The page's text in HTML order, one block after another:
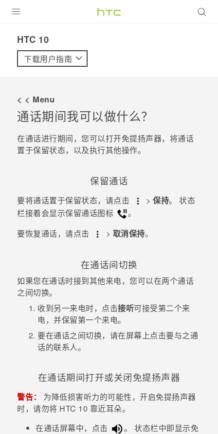
VIVE
支持帮助
在线客服
HTC 10‎
下载用户指南
< < Menu
通话期间我可以做什么？
在通话进行期间，您可以打开免提扬声器，将通话
置于保留状态，以及执行其他操作。
保留通话
要将通话置于保留状态，请点击 > 保持。 状态
栏接着会显示保留通话图标
。
要恢复通话，请点击
> 取消保持。
在通话间切换
如果您在通话时接到其他来电，您可以在两个通话
之间切换。
收到另一来电时，点击接听可接受第二个来
电，并保留第一个来电。
要在通话之间切换，请在屏幕上点击要与之通
话的联系人。
在通话期间打开或关闭免提扬声器
警告：
为降低损害听力的可能性，开启免提扬声器
时，请勿将 HTC 10 靠近耳朵。
在通话屏幕中，点击
。 状态栏中即显示免